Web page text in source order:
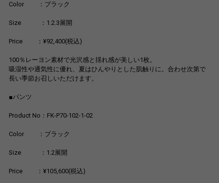
Color ：ブラック
Size ：1.2.3展開
Price ：¥92,400(税込)
100％レーヨン素材で光沢感と揺れ感が美しい1枚。
吸湿性や通気性に優れ、夏はひんやりとした肌触りに。合わせ次第で
長い季節お召しいただけます。
■パンツ
Product No：FK-P70-102-1-02
Color ：ブラック
Size ：1.2展開
Price ：¥105,600(税込)